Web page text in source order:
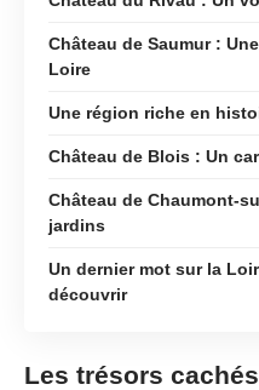
Château de Saumur :
Loire
Une région riche en
Château de Blois : Un
Château de Chaumont-
jardins
Un dernier mot sur la
découvrir
Les trésors